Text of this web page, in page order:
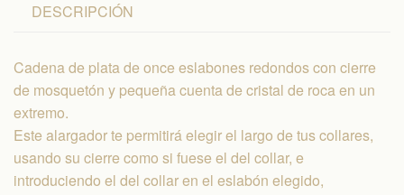
DESCRIPCIÓN
Cadena de plata de once eslabones redondos con cierre
de mosquetón y pequeña cuenta de cristal de roca en un
extremo.
Este alargador te permitirá elegir el largo de tus collares,
usando su cierre como si fuese el del collar, e
introduciendo el del collar en el eslabón elegido,